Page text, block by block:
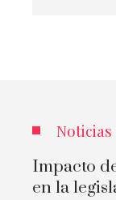
Noticias
Impacto
en la